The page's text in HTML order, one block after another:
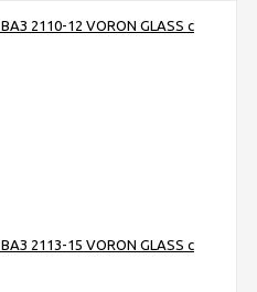
2110-12 VORON GLASS с
2113-15 VORON GLASS с